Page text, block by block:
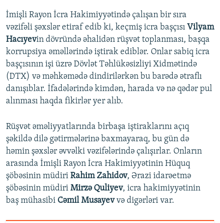
İmişli Rayon İcra Hakimiyyətində çalışan bir sıra
vəzifəli şəxslər etiraf edib ki, keçmiş icra başçısı Vilyam
Hacıyevin dövründə əhalidən rüşvət toplanması, başqa
korrupsiya əməllərində iştirak ediblər. Onlar sabiq icra
başçısının işi üzrə Dövlət Təhlükəsizliyi Xidmətində
(DTX) və məhkəmədə dindirilərkən bu barədə ətraflı
danışıblar. İfadələrində kimdən, harada və nə qədər pul
alınması haqda fikirlər yer alıb.
Rüşvət əməliyyatlarında birbaşa iştiraklarını açıq
şəkildə dilə gətirmələrinə baxmayaraq, bu gün də
həmin şəxslər əvvəlki vəzifələrində çalışırlar. Onların
arasında İmişli Rayon İcra Hakimiyyətinin Hüquq
şöbəsinin müdiri Rahim Zahidov, Ərazi idarəetmə
şöbəsinin müdiri Mirzə Quliyev, icra hakimiyyətinin
baş mühasibi Cəmil Musayevvə digərləri var.